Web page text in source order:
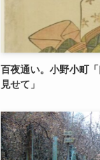
百夜通い。小野小町
見せて」